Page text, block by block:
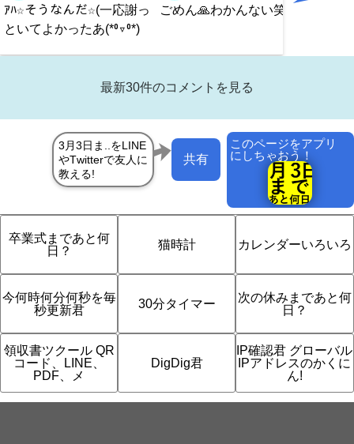
ｱﾊ☆そうなんだ☆(一応謝っ
といてよかったあ(*⁰▿⁰*)
ごめん🙏わかんない笑w
最新30件のコメントを見る
このページをアプリ
にしちゃおう！
共有
卒業式まであと何
日？
猫時計 カレンダーいろいろ
今何時何分何秒を毎
秒更新君
30分タイマー
次の休みまであと何
日？
領収書ツクール QR
コード、LINE、
PDF、メ
DigDig君
IP確認君 グローバル
IPアドレスのかくに
ん!